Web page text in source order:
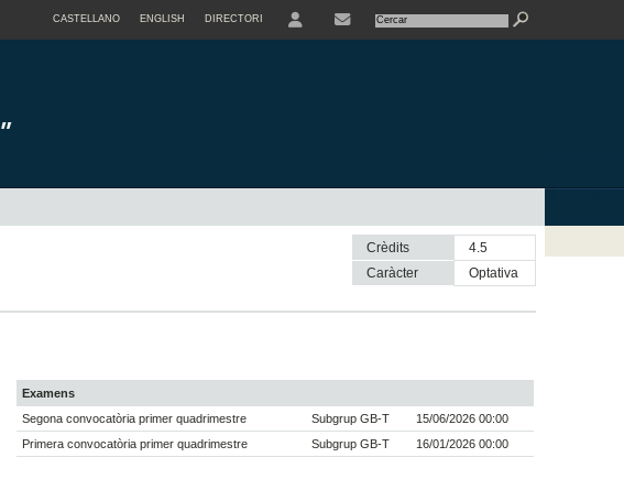
CASTELLANO ENGLISH DIRECTORI
Crèdits
4.5
Caràcter
optativa
Examens
Segona convocatòria primer quadrimestre
Subgrup GB-T
15/06/2026 00:00
Primera convocatòria primer quadrimestre
Subgrup GB-T 16/01/2026 00:00